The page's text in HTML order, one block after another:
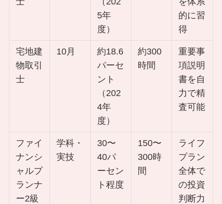
5年
度）
的に習
得
宅地建
物取引
士
10月
約18.6
パーセ
ント
（202
4年
度）
約300
時間
重要事
項説明
書を自
力で精
査可能
ファイ
ナンシ
ャルプ
ランナ
ー2級
学科・
実技
30〜
40パ
ーセン
ト程度
150〜
300時
間
ライフ
プラン
全体で
の投資
判断力